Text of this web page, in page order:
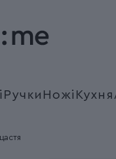
Ручки Ножі Кухня